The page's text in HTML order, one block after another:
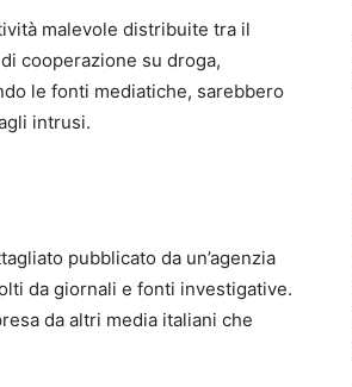
malevole distribuite tra il
cooperazione su droga,
le fonti mediatiche, sarebbero
intrusi.
pubblicato da un’agenzia
da giornali e fonti investigative.
da altri media italiani che